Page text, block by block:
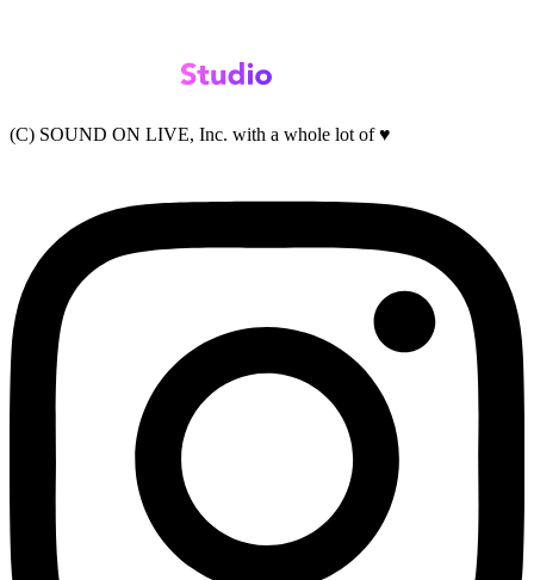
(C) SOUND ON LIVE, Inc. with a whole lot of ♥